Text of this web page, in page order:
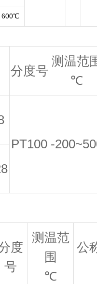
600℃
分度号
测温范
℃
PT100 -200~
度
号
测温范
围
℃
公